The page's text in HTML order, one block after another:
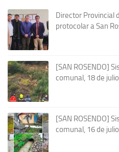
Director Provincial
protocolar a San
[SAN ROSENDO]
comunal, 18 de
[SAN ROSENDO]
comunal, 16 de